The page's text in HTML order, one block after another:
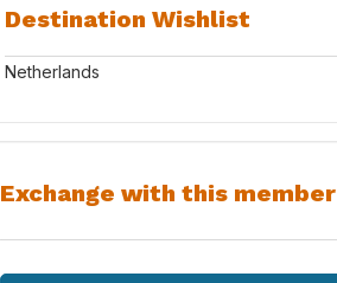
Destination Wishlist
Netherlands
Exchange with this member